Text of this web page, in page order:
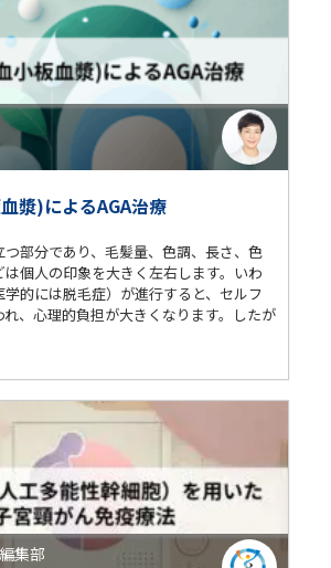
漿)によるAGA治療
部分であり、毛髪量、色調、長さ、色
個人の印象を大きく左右します。いわ
学的には脱毛症）が進行すると、セルフ
、心理的負担が大きくなります。したが
集部